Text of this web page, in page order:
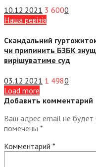
10.12.2021 3 6000
Наша ревізія
Скандальний
чи припинить БЗБК
вирішуватиме суд
03.12.2021 1 4980
Load more
Добавить комментарий
Ваш адрес email не будет
помечены *
Комментарий *